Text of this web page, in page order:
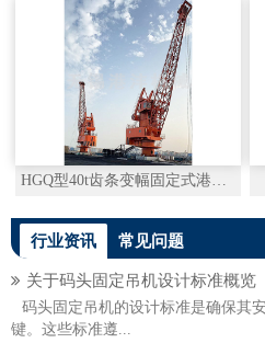
行业资讯 常见问题
关于码头固定吊机设计标准概览
码头固定吊机的设计标准是确保其
键。这些标准遵...